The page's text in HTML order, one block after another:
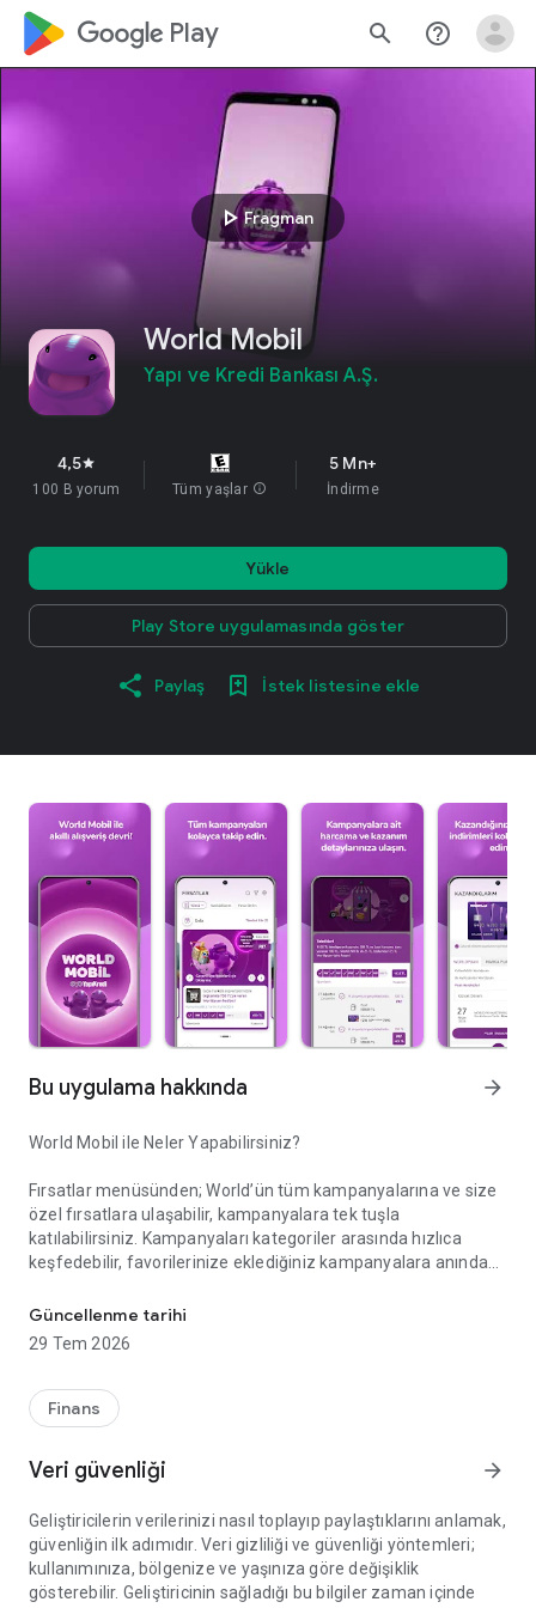
google_logo Play search help_outline
play_arrowFragman
World Mobil
Yapı ve Kredi Bankası A.Ş.
4,5star
100 B yorum Tüm yaşlar info
5 Mn+
İndirme
Yükle
Play Store uygulamasında göster
Paylaş İstek listesine ekle
Bu uygulama hakkında arrow_forward
World Mobil ile Neler Yapabilirsiniz?
Fırsatlar menüsünden; World’ün tüm kampanyalarına ve size
özel fırsatlara ulaşabilir, kampanyalara tek tuşla
katılabilirsiniz. Kampanyaları kategoriler arasında hızlıca
keşfedebilir, favorilerinize eklediğiniz kampanyalara anında
aradığınız kampanyayı kolayca bulabilir, kampanya
katılımlarınızı, kazanım süreçlerinizi ve elde ettiğiniz puan ile
Kazandıklarım menüsünden; Kredi kartlarınız, TLcard’larınız
kazandığınız puan ve indirimleri görüntüleyebilir, harcadığınız
World Pay menüsünden; QR Kod ile Öde özelliği sayesinde
kart veya hesabınızdan zahmetsizce ödeme yapabilirsiniz.
Güncellenme tarihi
29 Tem 2026
Finans
Veri güvenliği arrow_forward
Geliştiricilerin verilerinizi nasıl toplayıp paylaştıklarını anlamak,
güvenliğin ilk adımıdır. Veri gizliliği ve güvenliği yöntemleri;
kullanımınıza, bölgenize ve yaşınıza göre değişiklik
gösterebilir. Geliştiricinin sağladığı bu bilgiler zaman içinde